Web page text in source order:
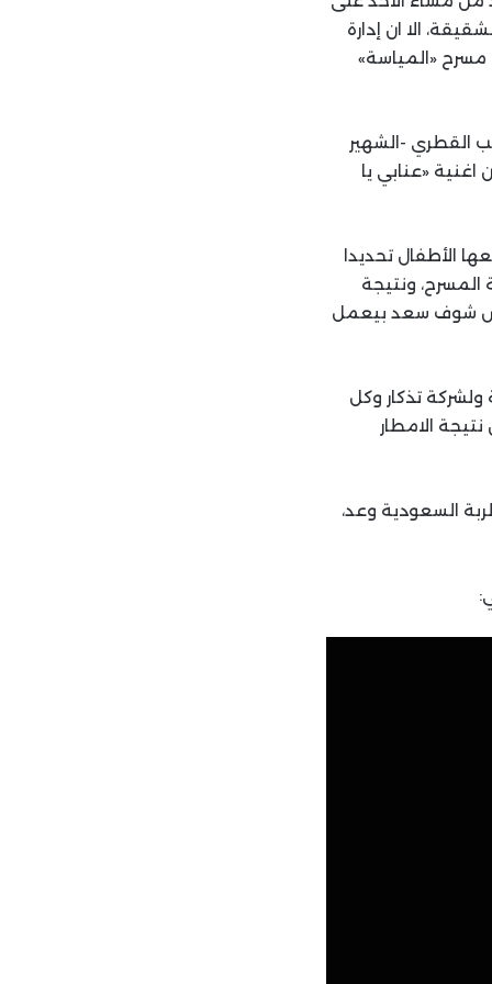
الا ان إدارة
مسرح «المياسة»
القطري -الشهير
«عنابي يا
الأطفال تحديدا
المسرح، ونتيجة
“بص شوف سعد بيعمل
تذكار وكل
تغيير المكان نتيجة الامطار
السعودية وعد،